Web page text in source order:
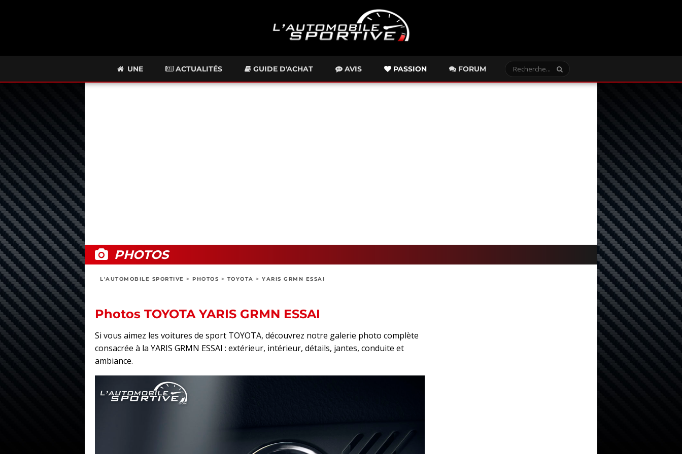
UNE ACTUALITÉS GUIDE D'ACHAT AVIS PASSION FORUM
PHOTOS
L'AUTOMOBILE SPORTIVE > PHOTOS > TOYOTA > YARIS GRMN ESSAI
Photos TOYOTA YARIS GRMN ESSAI
Si vous aimez les voitures de sport TOYOTA, découvrez notre galerie photo complète
consacrée à la YARIS GRMN ESSAI : extérieur, intérieur, détails, jantes, conduite et
ambiance.